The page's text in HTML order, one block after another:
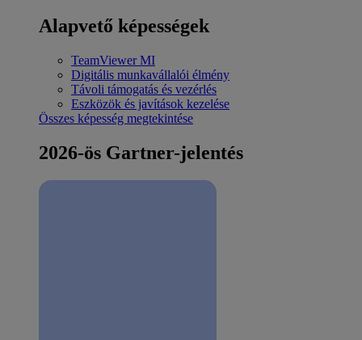
Alapvető képességek
TeamViewer MI
Digitális munkavállalói élmény
Távoli támogatás és vezérlés
Eszközök és javítások kezelése
Összes képesség megtekintése
2026-ös Gartner-jelentés